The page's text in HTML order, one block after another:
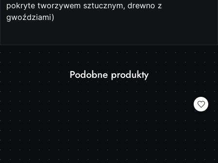
pokryte tworzywem sztucznym, drewno z
gwoździami)
Pomiń karuzelę produktów
Produkty
statusie:
Podobne produkty